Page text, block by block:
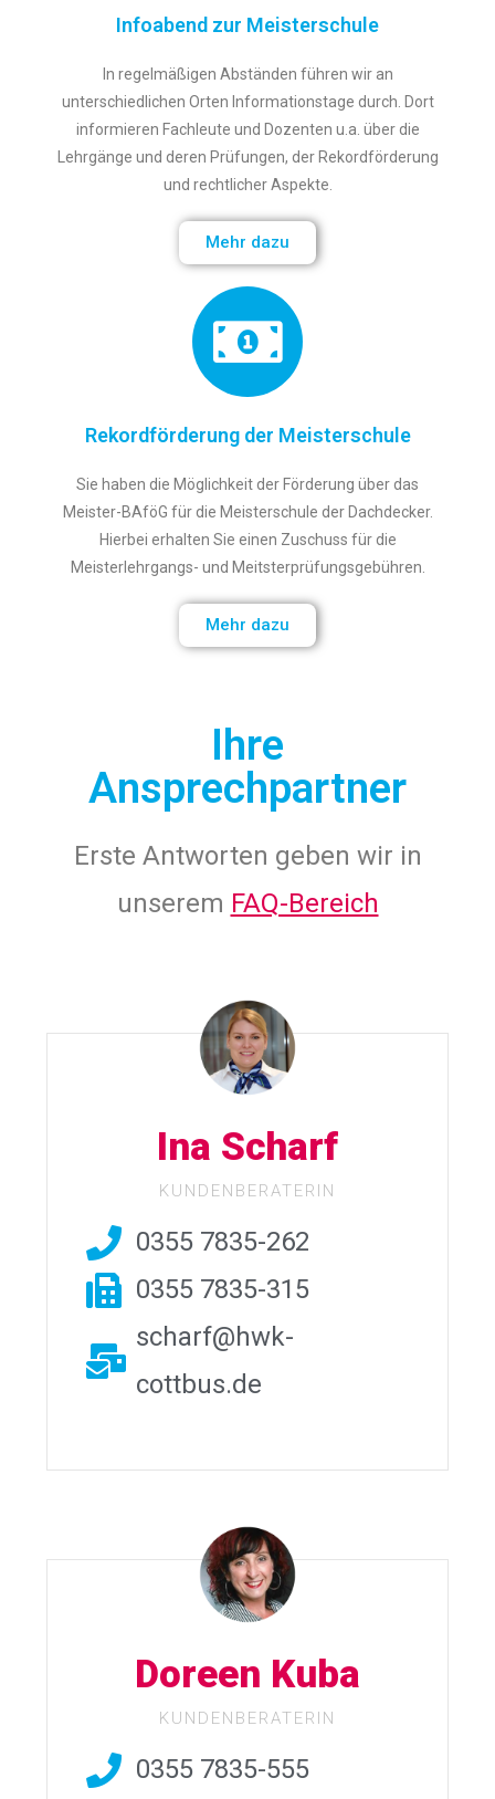
Infoabend zur Meisterschule
In regelmäßigen Abständen führen wir an
unterschiedlichen Orten Informationstage durch. Dort
informieren Fachleute und Dozenten u.a. über die
Lehrgänge und deren Prüfungen, der Rekordförderung
und rechtlicher Aspekte.
Mehr dazu
Rekordförderung der Meisterschule
Sie haben die Möglichkeit der Förderung über das
Meister-BAföG für die Meisterschule der Dachdecker.
Hierbei erhalten Sie einen Zuschuss für die
Meisterlehrgangs- und Meitsterprüfungsgebühren.
Mehr dazu
Ihre
Ansprechpartner
Erste Antworten geben wir in
unserem FAQ-Bereich
Ina Scharf
KUNDENBERATERIN
0355 7835-262
0355 7835-315
scharf@hwk-
cottbus.de
Doreen Kuba
KUNDENBERATERIN
0355 7835-555